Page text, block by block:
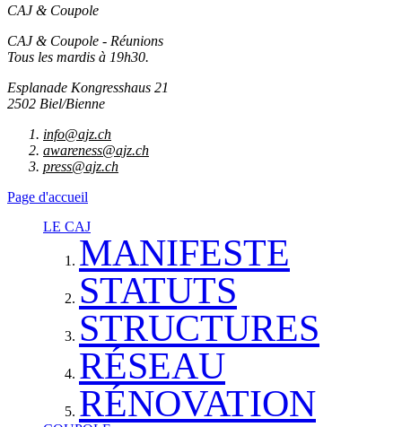
CAJ & Coupole
CAJ & Coupole - Réunions
Tous les mardis à 19h30.
Esplanade Kongresshaus 21
2502 Biel/Bienne
info@ajz.ch
awareness@ajz.ch
press@ajz.ch
Page d'accueil
LE CAJ
MANIFESTE
STATUTS
STRUCTURES
RÉSEAU
RÉNOVATION